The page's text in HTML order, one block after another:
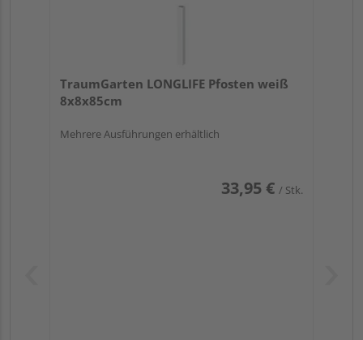
TraumGarten LONGLIFE Pfosten weiß
8x8x85cm
Mehrere Ausführungen erhältlich
33,95 € / Stk.